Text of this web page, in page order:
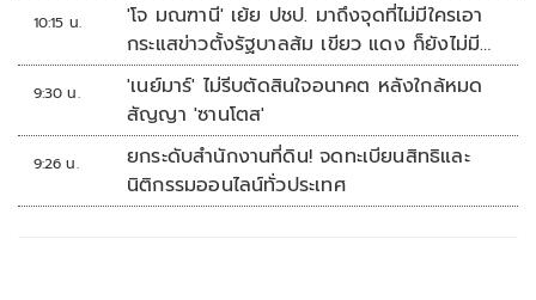
10:15 น.
'โจ มณฑานี' เย้ย ปชป. มาถึงจุดที่ไม่มีใครเอา
กระแสข่าวตั้งรัฐบาลส้ม เขียว แดง ก็ยังไม่มีฟ้า
เลย
9:30 น.
'เนย์มาร์' ไม่รีบตัดสินใจอนาคต หลังใกล้หมด
สัญญา 'ซานโตส'
9:26 น.
ยกระดับสำนักงานที่ดิน! จดทะเบียนสิทธิและ
นิติกรรมออนไลน์ทั่วประเทศ